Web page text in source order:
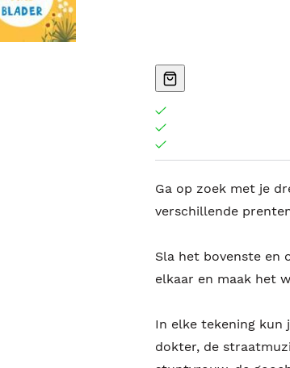
Ga op zoek met je
verschillende
Sla het bovenste en
elkaar en maak het
In elke tekening kun
dokter, de